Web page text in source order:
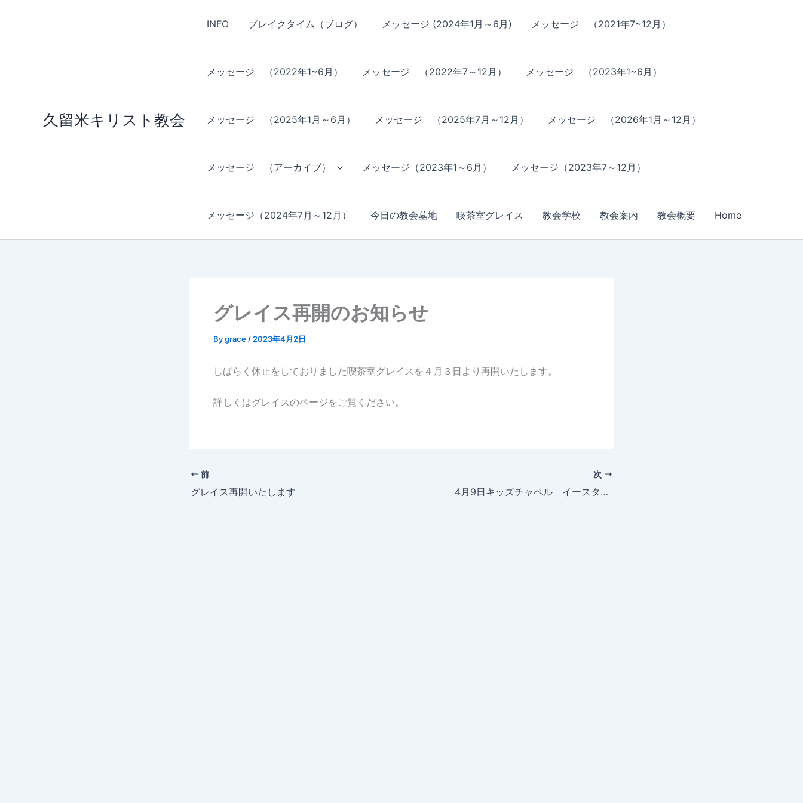
久留米キリスト教会
INFO ブレイクタイム（ブログ） メッセージ (2024年1月～6月) メッセージ （2021年7~12月）
メッセージ （2022年1~6月） メッセージ （2022年7～12月） メッセージ （2023年1~6月）
メッセージ （2025年1月～6月） メッセージ （2025年7月～12月） メッセージ （2026年1月～12月）
メッセージ （アーカイブ） メッセージ（2023年1～6月） メッセージ（2023年7～12月）
メッセージ（2024年7月～12月） 今日の教会墓地 喫茶室グレイス 教会学校 教会案内 教会概要 Home
グレイス再開のお知らせ
Bygrace / 2023年4月2日
しばらく休止をしておりました喫茶室グレイスを４月３日より再開いたします。
詳しくはグレイスのページをご覧ください。
前
グレイス再開いたします
次
4月9日キッズチャペル イースター礼拝 たまご探しゲーム